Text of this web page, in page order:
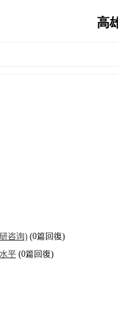
高
咨询)(0篇回復)
平(0篇回復)